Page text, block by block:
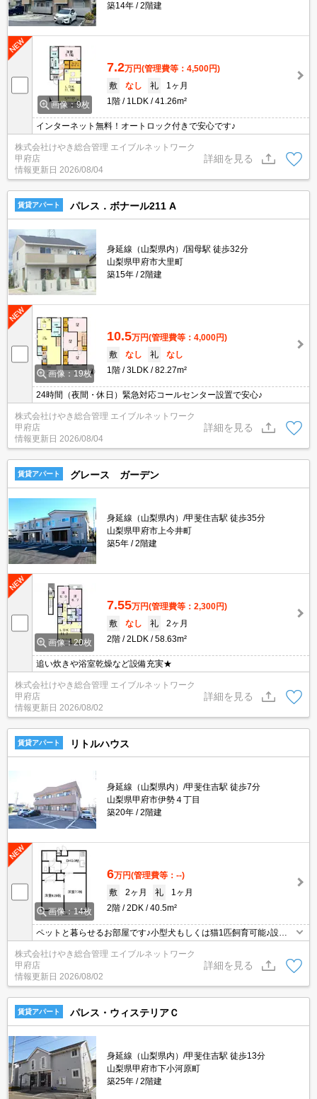
築14年 2階建
画像：9枚
7.2万円(管理費等：4,500円)
敷
なし 礼
1ヶ月
1階
1LDK 41.26m²
インターネット無料！オートロック付きで安心です♪
株式会社けやき総合管理 エイブルネットワーク
甲府店
情報更新日 2026/08/04
詳細を見る
賃貸アパート パレス．ボナール211 A
身延線（山梨県内）/国母駅 徒歩32分
山梨県甲府市大里町
築15年
2階建
画像：19枚
10.5万円(管理費等：4,000円)
敷
なし 礼
なし
1階
3LDK 82.27m²
24時間（夜間・休日）緊急対応コールセンター設置で安心♪
株式会社けやき総合管理 エイブルネットワーク
甲府店
情報更新日 2026/08/04
詳細を見る
賃貸アパート グレース ガーデン
身延線（山梨県内）/甲斐住吉駅 徒歩35分
山梨県甲府市上今井町
築5年
2階建
画像：20枚
7.55万円(管理費等：2,300円)
敷
なし 礼
2ヶ月
2階
2LDK 58.63m²
追い炊きや浴室乾燥など設備充実★
株式会社けやき総合管理 エイブルネットワーク
甲府店
情報更新日 2026/08/02
詳細を見る
賃貸アパート リトルハウス
身延線（山梨県内）/甲斐住吉駅 徒歩7分
山梨県甲府市伊勢４丁目
築20年
2階建
画像：14枚
6万円(管理費等：--)
敷
2ヶ月 礼
1ヶ月
2階
2DK 40.5m²
ペットと暮らせるお部屋です♪小型犬もしくは猫1匹飼育可能♪設備
充実！
株式会社けやき総合管理 エイブルネットワーク
甲府店
情報更新日 2026/08/02
詳細を見る
賃貸アパート パレス・ウィステリアＣ
身延線（山梨県内）/甲斐住吉駅 徒歩13分
山梨県甲府市下小河原町
築25年
2階建